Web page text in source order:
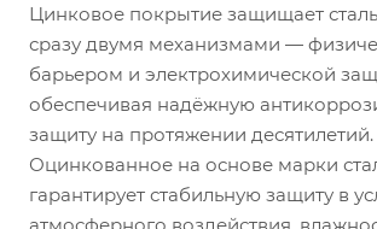
Цинковое покрытие защищает
сразу двумя механизмами —
барьером и электрохимической
обеспечивая надёжную
защиту на протяжении
Оцинкованное на основе марки
гарантирует стабильную защиту в